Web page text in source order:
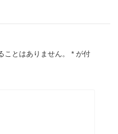
ことはありません。 * が付